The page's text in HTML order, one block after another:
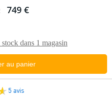
749 €
dans 1 magasin
au panier
5 avis